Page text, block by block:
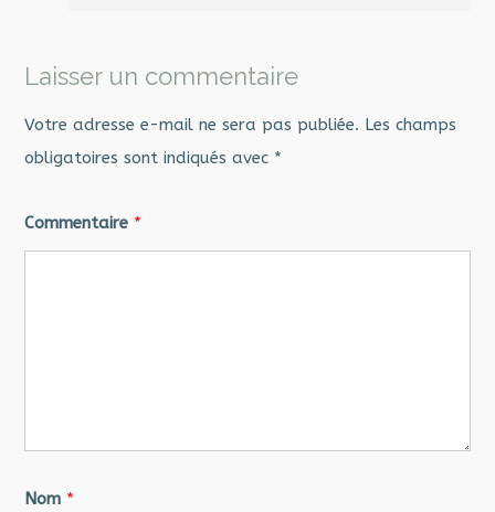
Laisser un commentaire
Votre adresse e-mail ne sera pas publiée. Les champs
obligatoires sont indiqués avec *
Commentaire *
Nom *